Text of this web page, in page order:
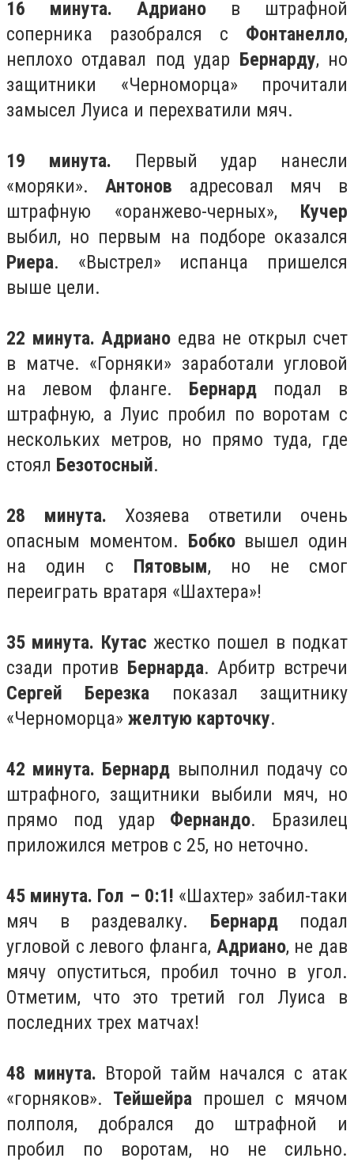
16 минута. Адриано в штрафной
соперника разобрался с Фонтанелло,
неплохо отдавал под удар Бернарду, но
защитники «Черноморца» прочитали
замысел Луиса и перехватили мяч.
19 минута. Первый удар нанесли
«моряки». Антонов адресовал мяч в
штрафную «оранжево-черных», Кучер
выбил, но первым на подборе оказался
Риера. «Выстрел» испанца пришелся
выше цели.
22 минута. Адриано едва не открыл счет
в матче. «Горняки» заработали угловой
на левом фланге. Бернард подал в
штрафную, а Луис пробил по воротам с
нескольких метров, но прямо туда, где
стоял Безотосный.
28 минута. Хозяева ответили очень
опасным моментом. Бобковышел один
на один с Пятовым, но не смог
переиграть вратаря «Шахтера»!
35 минута. Кутас жестко пошел в подкат
сзади против Бернарда. Арбитр встречи
Сергей Березка показал защитнику
«Черноморца» желтую карточку.
42 минута. Бернард выполнил подачу со
штрафного, защитники выбили мяч, но
прямо под удар Фернандо. Бразилец
приложился метров с 25, но неточно.
45 минута. Гол – 0:1! «Шахтер» забил-таки
мяч в раздевалку. Бернардподал
угловой с левого фланга, Адриано, не дав
мячу опуститься, пробил точно в угол.
Отметим, что это третий гол Луиса в
последних трех матчах!
48 минута. Второй тайм начался с атак
«горняков». Тейшейра прошел с мячом
полполя, добрался до штрафной и
пробил по воротам, но не сильно.